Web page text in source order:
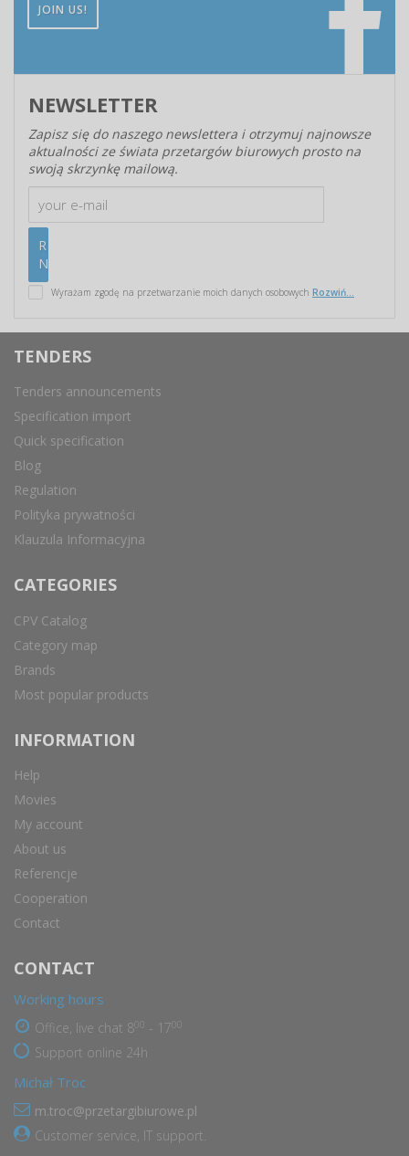
JOIN US!
NEWSLETTER
Zapisz się do naszego newslettera i otrzymuj najnowsze
aktualności ze świata przetargów biurowych prosto na
swoją skrzynkę mailową.
Wyrażam zgodę na przetwarzanie moich danych osobowych Rozwiń...
TENDERS
Tenders announcements
Specification import
Quick specification
Blog
Regulation
Polityka prywatności
Klauzula Informacyjna
CATEGORIES
CPV Catalog
Category map
Brands
Most popular products
INFORMATION
Help
Movies
My account
About us
Referencje
Cooperation
Contact
CONTACT
Working hours
Office, live chat 8 - 17
Support online 24h
Michał Troc
m.troc@przetargibiurowe.pl
Customer service, IT support.